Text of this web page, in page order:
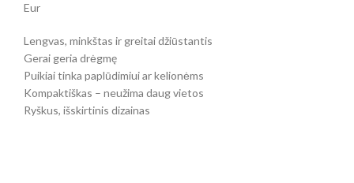
Eur
Lengvas, minkštas ir greitai džiūstantis
Gerai geria drėgmę
Puikiai tinka paplūdimiui ar kelionėms
Kompaktiškas – neužima daug vietos
Ryškus, išskirtinis dizainas